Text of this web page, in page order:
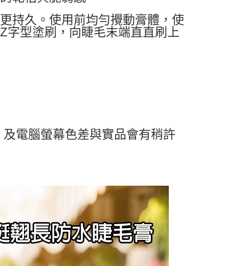
持久。使用前均勻攪動膏體，使
字型塗刷，向睫毛末端直直刷上
電腦螢幕色差與實品會有稍許